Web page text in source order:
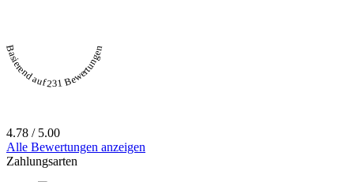
Basierend auf 231 Bewertungen
4.78 / 5.00
Alle Bewertungen anzeigen
Zahlungsarten